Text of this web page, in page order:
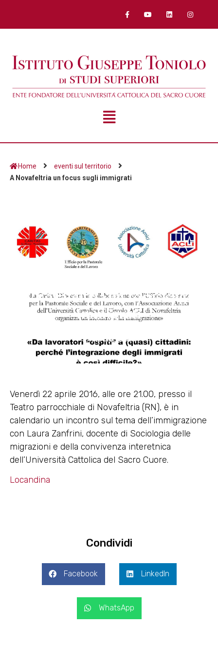
Home
eventi sul territorio
A Novafeltria un focus sugli immigrati
A Novafeltria un focus sugli
immigrati
15 Aprile 2016
Venerdì 22 aprile 2016, alle ore 21.00, presso il
Teatro parrocchiale di Novafeltria (RN), è in
calendario un incontro sul tema dell’immigrazione
con Laura Zanfrini, docente di Sociologia delle
migrazioni e della convivenza interetnica
dell’Università Cattolica del Sacro Cuore.
Locandina
Condividi
Facebook LinkedIn
WhatsApp